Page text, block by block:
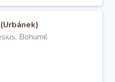
Bohumil